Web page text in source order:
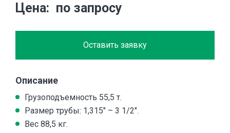
Цена по запросу
Оставить заявку
Описание
Грузоподъемность 55,5 т.
Размер трубы: 1,315" – 3 1/2".
Вес 88,5 кг.